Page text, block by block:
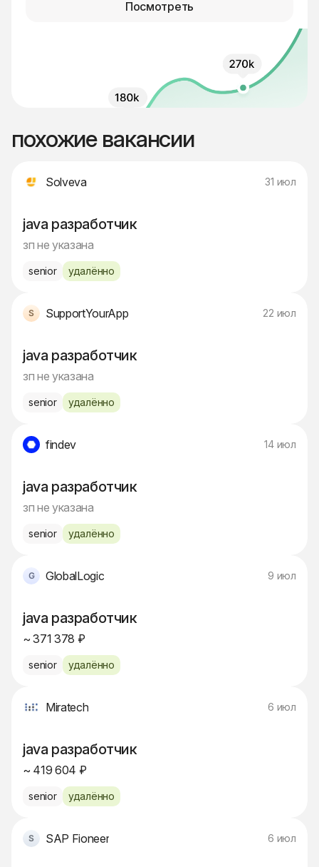
Посмотреть
похожие вакансии
Solveva 31 июл
java разработчик
зп не указана
senior удалённо
SupportYourApp 22 июл
java разработчик
зп не указана
senior удалённо
findev 14 июл
java разработчик
зп не указана
senior удалённо
GlobalLogic 9 июл
java разработчик
~ 371 378 ₽
senior удалённо
Miratech 6 июл
java разработчик
~ 419 604 ₽
senior удалённо
SAP Fioneer 6 июл